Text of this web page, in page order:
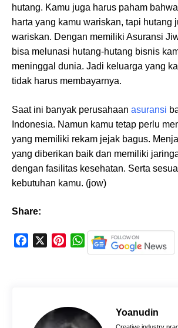
hutang. Kamu juga harus paham
harta yang kamu wariskan, tapi hutang
wariskan. Dengan memiliki Asuransi
bisa melunasi hutang-hutang bisnis
meninggal dunia. Jadi keluarga yang
tidak harus membayarnya.
Saat ini banyak perusahaan asuransi
Indonesia. Namun kamu tetap perlu
yang memiliki rekam jejak bagus.
yang diberikan baik dan memiliki
dengan fasilitas kesehatan. Serta
kebutuhan kamu. (jow)
Share:
r
e
W
h
A
p
Yoanudin